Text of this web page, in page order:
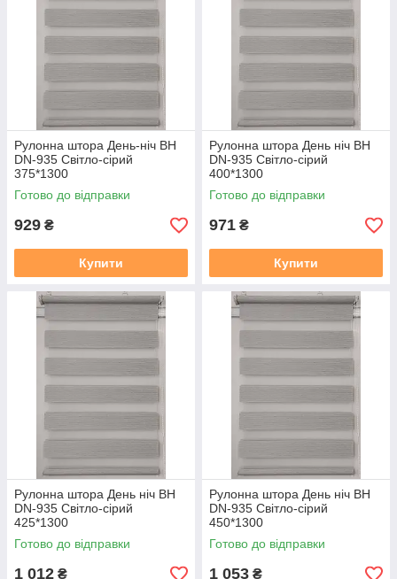
Рулонна штора День-ніч BH
DN-935 Світло-сірий
375*1300
Готово до відправки
929 ₴
Купити
Рулонна штора День ніч BH
DN-935 Світло-сірий
400*1300
Готово до відправки
971 ₴
Купити
Рулонна штора День ніч BH
DN-935 Світло-сірий
425*1300
Готово до відправки
1 012 ₴
Рулонна штора День ніч BH
DN-935 Світло-сірий
450*1300
Готово до відправки
1 053 ₴